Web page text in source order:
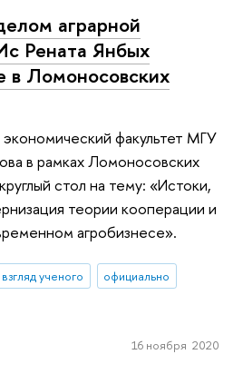
аграрной
Рената Янбых
в Ломоносовских
факультет МГУ
в рамках Ломоносовских
стол на тему: «Истоки,
теории кооперации и
агробизнесе».
взгляд ученого
официально
16 ноября 2020